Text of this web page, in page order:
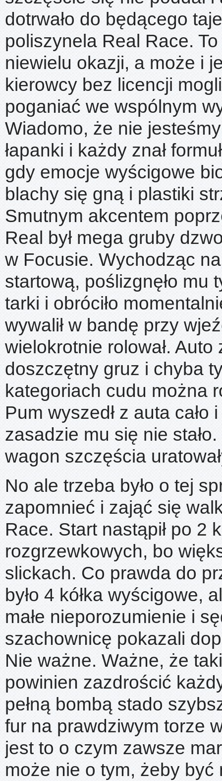
dotrwało do będącego
poliszynela Real Race.
niewielu okazji, a może i
kierowcy bez licencji
poganiać we wspólnym
Wiadomo, że nie
łapanki i każdy znał
gdy emocje wyścigowe
blachy się gną i plastiki
Smutnym akcentem
Real był mega gruby
w Focusie. Wychodząc
startową, poślizgnęło mu
tarki i obróciło
wywalił w bandę przy
wielokrotnie rolował. Auto
doszczętny gruz i chyba
kategoriach cudu można
Pum wyszedł z auta cało
zasadzie mu się nie stało.
wagon szczęścia
No ale trzeba było o tej
zapomnieć i zająć się
Race. Start nastąpił po 2
rozgrzewkowych, bo
slickach. Co prawda do
było 4 kółka wyścigowe,
małe nieporozumienie i
szachownicę pokazali
Nie ważne. Ważne, że
powinien zazdrościć
pełną bombą stado
fur na prawdziwym torze
jest to o czym zawsze
może nie o tym, żeby być